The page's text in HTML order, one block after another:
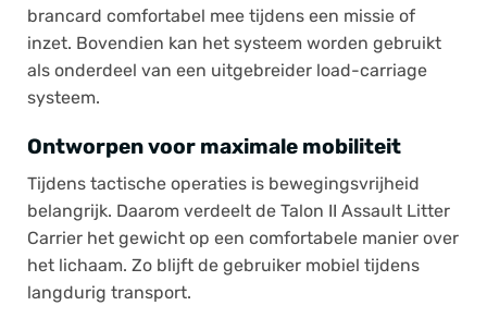
brancard comfortabel mee tijdens een missie of
inzet. Bovendien kan het systeem worden gebruikt
als onderdeel van een uitgebreider load-carriage
systeem.
Ontworpen voor maximale mobiliteit
Tijdens tactische operaties is bewegingsvrijheid
belangrijk. Daarom verdeelt de Talon II Assault Litter
Carrier het gewicht op een comfortabele manier over
het lichaam. Zo blijft de gebruiker mobiel tijdens
langdurig transport.